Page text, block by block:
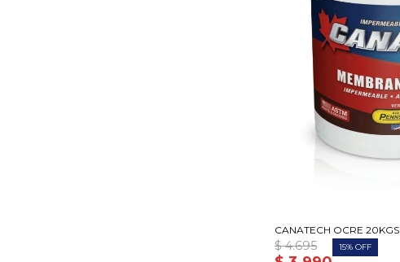
CANATECH OCRE 20KGS
$ 4.695 15